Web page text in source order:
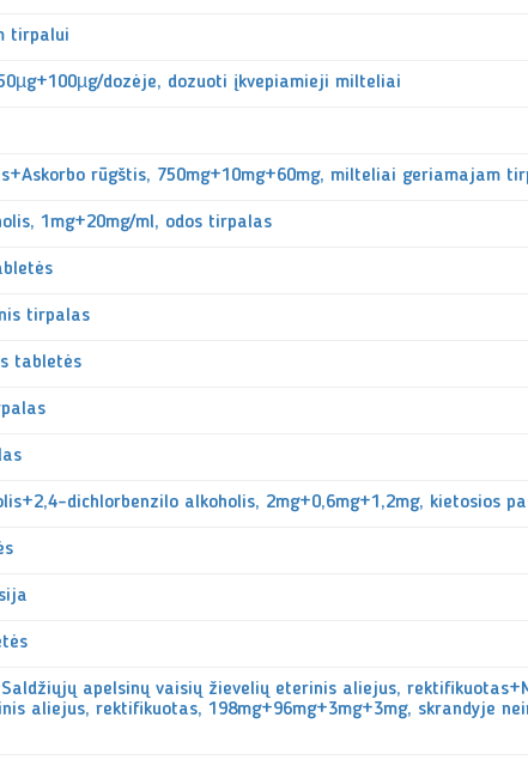
tirpalui
dozėje, dozuoti įkvepiamieji milteliai
rūgštis, 750mg+10mg+60mg, milteliai geriamajam
1mg+20mg/ml, odos tirpalas
tirpalas
tabletės
dichlorbenzilo alkoholis, 2mg+0,6mg+1,2mg, kietosios
apelsinų vaisių žievelių eterinis aliejus,
aliejus, rektifikuotas, 198mg+96mg+3mg+3mg, skrandyje